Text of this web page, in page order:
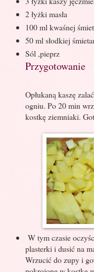
2 łyżki masła
100 ml kwaśnej
50 ml słodkiej
Sól ,pieprz
Przygotowanie
Opłukaną kaszę
ogniu. Po 20 min
kostkę ziemniaki.
W tym czasie
plasterki i dusić na
Wrzucić do zupy i